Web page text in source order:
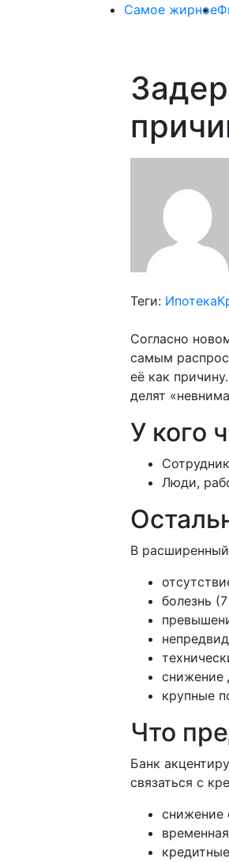
Самое жирное
Теги: Ипотека
Согласно
самым
её как
делят
У кого
Люди,
В
болезнь (7
снижение
крупные
Что
Банк
связаться с
снижение